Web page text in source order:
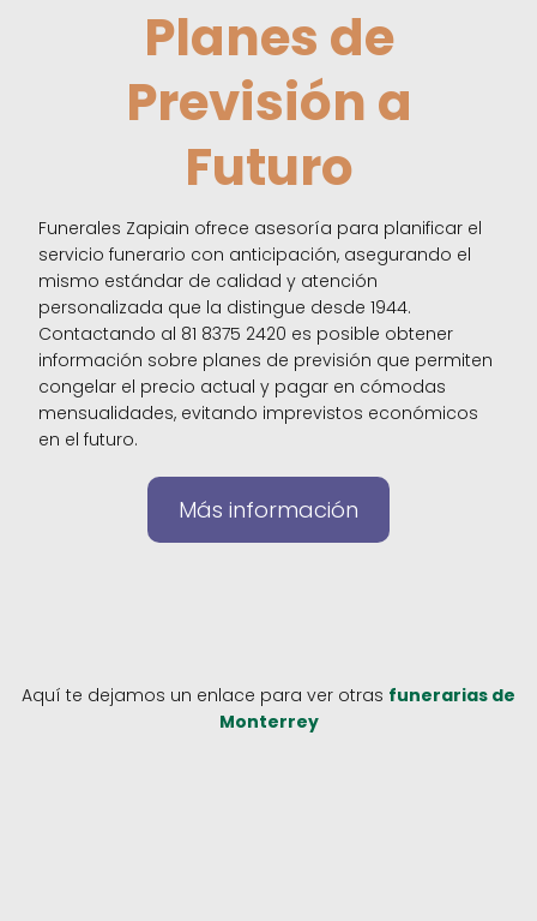
Planes de
Previsión a
Futuro
Funerales Zapiain ofrece asesoría para planificar el
servicio funerario con anticipación, asegurando el
mismo estándar de calidad y atención
personalizada que la distingue desde 1944.
Contactando al 81 8375 2420 es posible obtener
información sobre planes de previsión que permiten
congelar el precio actual y pagar en cómodas
mensualidades, evitando imprevistos económicos
en el futuro.
Más información
Aquí te dejamos un enlace para ver otras funerarias de
Monterrey